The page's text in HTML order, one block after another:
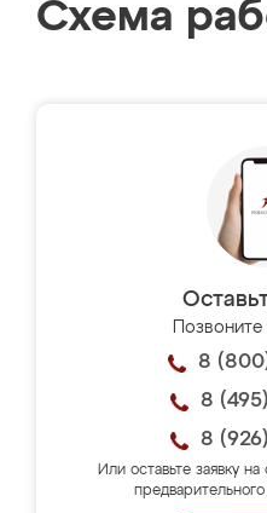
Схема
8
8
8
Или оставьте заявку